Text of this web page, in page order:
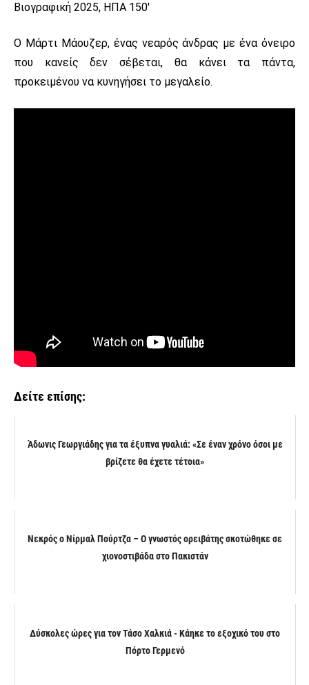
Βιογραφική 2025, ΗΠΑ 150′
Ο Μάρτι Μάουζερ, ένας νεαρός άνδρας με ένα όνειρο
που κανείς δεν σέβεται, θα κάνει τα πάντα,
προκειμένου να κυνηγήσει το μεγαλείο.
Δείτε επίσης:
Άδωνις Γεωργιάδης για τα έξυπνα γυαλιά: «Σε έναν χρόνο όσοι με
βρίζετε θα έχετε τέτοια»
Νεκρός ο Νίρμαλ Πούρτζα – Ο γνωστός ορειβάτης σκοτώθηκε σε
χιονοστιβάδα στο Πακιστάν
Δύσκολες ώρες για τον Τάσο Χαλκιά - Κάηκε το εξοχικό του στο
Πόρτο Γερμενό